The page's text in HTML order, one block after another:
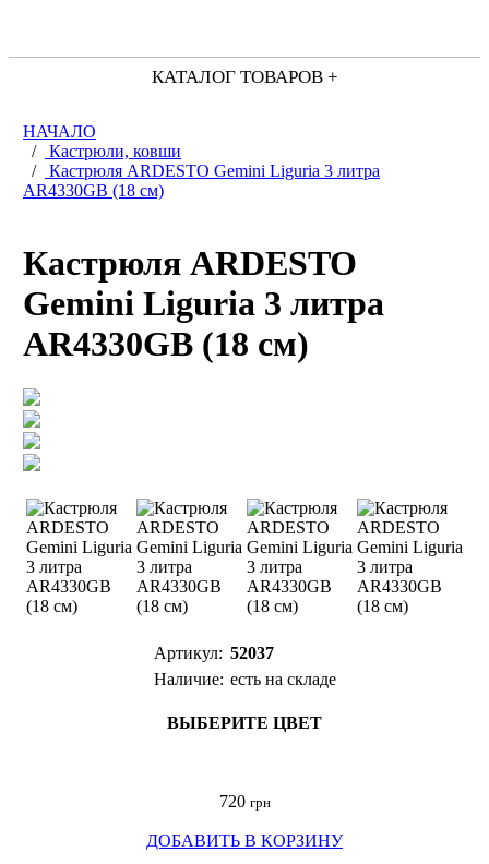
КАТАЛОГ ТОВАРОВ +
НАЧАЛО
/
Кастрюли, ковши
/
Кастрюля ARDESTO Gemini Liguria 3 литра
AR4330GB (18 см)
Кастрюля ARDESTO
Gemini Liguria 3 литра
AR4330GB (18 см)
Артикул: 52037
Наличие: есть на складе
ВЫБЕРИТЕ ЦВЕТ
720 грн
ДОБАВИТЬ В КОРЗИНУ